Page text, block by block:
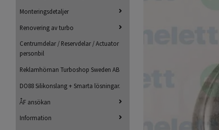
Monteringsdetaljer
Renovering av turbo
Centrumdelar / Reservdelar / Actuator
personbil
Reklamhörnan Turboshop Sweden AB
DO88 Silikonslang + Smarta lösningar.
ÅF ansökan
Information